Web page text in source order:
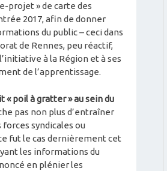
projet » de carte des
2017, afin de donner
du public – ceci dans
de Rennes, peu réactif,
à la Région et à ses
de l’apprentissage.
poil à gratter » au sein du
pas non plus d’entraîner
syndicales ou
fut le cas dernièrement cet
les informations du
en plénier les